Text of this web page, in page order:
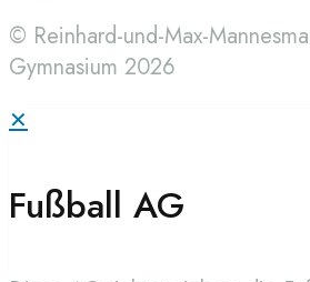
© Reinhard-und-Max-
Gymnasium 2026
✕
Fußball AG